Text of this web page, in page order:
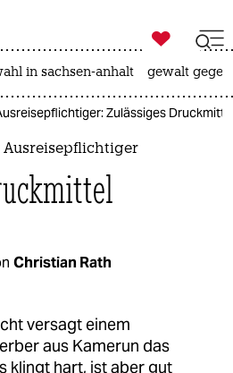
zahl ich
ich

taz zahl ich
in sachsen-anhalt gewalt
Zulässiges
Christian Rath
versagt einem
aus Kamerun das
klingt hart, ist aber gut